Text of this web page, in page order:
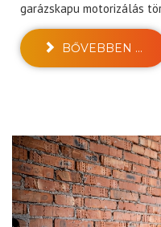
garázskapu motorizálás
BŐVEBBEN ...